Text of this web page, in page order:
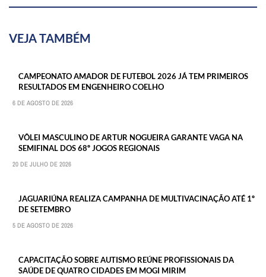
VEJA TAMBÉM
CAMPEONATO AMADOR DE FUTEBOL 2026 JÁ TEM PRIMEIROS
RESULTADOS EM ENGENHEIRO COELHO
6 DE AGOSTO DE 2026
VÔLEI MASCULINO DE ARTUR NOGUEIRA GARANTE VAGA NA
SEMIFINAL DOS 68º JOGOS REGIONAIS
20 DE JULHO DE 2026
JAGUARIÚNA REALIZA CAMPANHA DE MULTIVACINAÇÃO ATÉ 1º
DE SETEMBRO
5 DE AGOSTO DE 2026
CAPACITAÇÃO SOBRE AUTISMO REÚNE PROFISSIONAIS DA
SAÚDE DE QUATRO CIDADES EM MOGI MIRIM